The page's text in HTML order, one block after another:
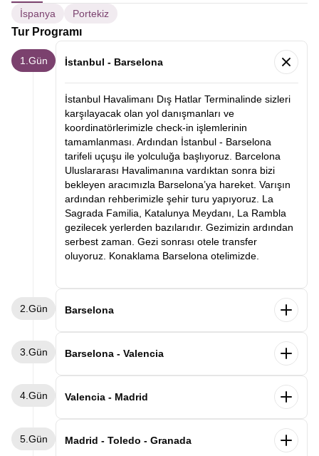
İspanya Portekiz
Tur Programı
1.Gün İstanbul - Barselona
İstanbul Havalimanı Dış Hatlar Terminalinde sizleri
karşılayacak olan yol danışmanları ve
koordinatörlerimizle check-in işlemlerinin
tamamlanması. Ardından İstanbul - Barselona
tarifeli uçuşu ile yolculuğa başlıyoruz. Barcelona
Uluslararası Havalimanına vardıktan sonra bizi
bekleyen aracımızla Barselona’ya hareket. Varışın
ardından rehberimizle şehir turu yapıyoruz. La
Sagrada Familia, Katalunya Meydanı, La Rambla
gezilecek yerlerden bazılarıdır. Gezimizin ardından
serbest zaman. Gezi sonrası otele transfer
oluyoruz. Konaklama Barselona otelimizde.
2.Gün Barselona
Barselona Kombi turu yapıyoruz. Rehberimiz
rehberimiz eşliğinde şehir turumuza başlıyoruz ve
transfer oluyoruz. Konaklama Barselona otelimizde.
3.Gün Barselona - Valencia
Katalonya’nın en güzel şehirlerinden Valencia’ya
hareket. Varışın ardından rehberimizle şehir turu
Barrio del Carmen bölgesi göreceğimiz yerlerden
bazıları. Şehir turu sonrası serbest zaman. Gezinin
4.Gün Valencia - Madrid
İspanya’nın başkenti Madrid’e hareket. Varışın
5.Gün Madrid - Toledo - Granada